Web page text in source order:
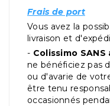
Frais de port
Vous avez la
livraison et
- Colissimo
ne bénéficiez pas
ou d'avarie de
être tenu
occasionnés